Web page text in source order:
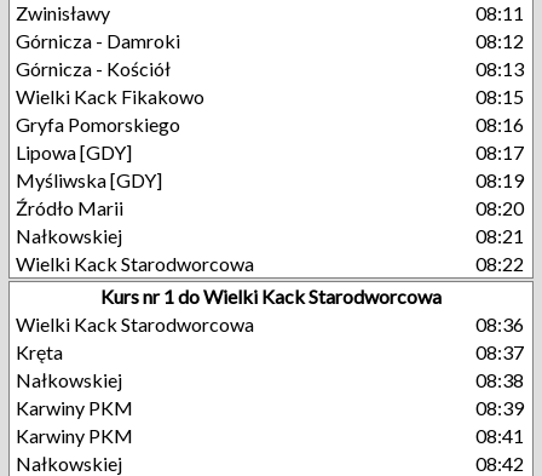
Zwinisławy
08:11
Górnicza - Damroki
08:12
Górnicza - Kościół
08:13
Wielki Kack Fikakowo
08:15
Gryfa Pomorskiego
08:16
Lipowa [GDY]
08:17
Myśliwska [GDY]
08:19
Źródło Marii
08:20
Nałkowskiej
08:21
Wielki Kack Starodworcowa
08:22
Kurs nr 1 do Wielki Kack Starodworcowa
Wielki Kack Starodworcowa
08:36
Kręta
08:37
Nałkowskiej
08:38
Karwiny PKM
08:39
Karwiny PKM
08:41
Nałkowskiej
08:42